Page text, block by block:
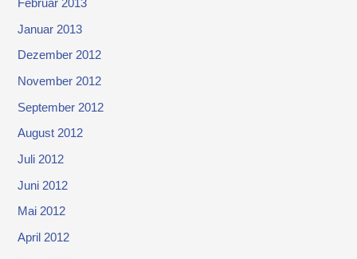
Februar 2013
Januar 2013
Dezember 2012
November 2012
September 2012
August 2012
Juli 2012
Juni 2012
Mai 2012
April 2012